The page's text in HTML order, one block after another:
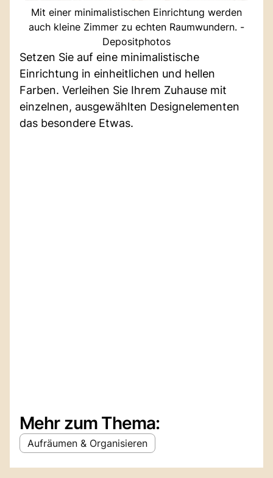
Mit einer minimalistischen Einrichtung werden
auch kleine Zimmer zu echten Raumwundern. -
Depositphotos
Setzen Sie auf eine minimalistische
Einrichtung in einheitlichen und hellen
Farben. Verleihen Sie Ihrem Zuhause mit
einzelnen, ausgewählten Designelementen
das besondere Etwas.
Mehr zum Thema:
Aufräumen & Organisieren